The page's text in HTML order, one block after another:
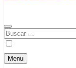
Buscar:
Menu